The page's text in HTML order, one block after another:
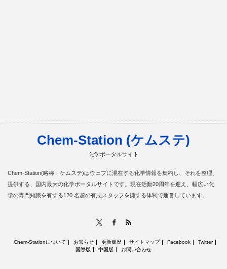
Chem-Station (ケムステ)
化学ポータルサイト
Chem-Station(略称：ケムステ)はウェブに混在する化学情報を集約し、それを整理、
提供する、国内最大の化学ポータルサイトです。現在活動20周年を迎え、幅広い化
学の専門知識を有する120 名超の有志スタッフを擁する体制で運営しています。
Facebook
Chem-Stationについて お知らせ 更新履歴 サイトマップ Facebook
Twitter
国際版
中国版 お問い合わせ